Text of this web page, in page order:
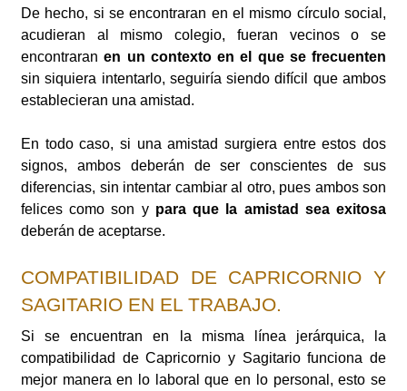
De hecho, si se encontraran en el mismo círculo social,
acudieran al mismo colegio, fueran vecinos o se
encontraranen un contexto en el que se frecuenten
sin siquiera intentarlo, seguiría siendo difícil que ambos
establecieran una amistad.
En todo caso, si una amistad surgiera entre estos dos
signos, ambos deberán de ser conscientes de sus
diferencias, sin intentar cambiar al otro, pues ambos son
felices como son y para que la amistad sea exitosa
deberán de aceptarse.
COMPATIBILIDAD DE CAPRICORNIO Y
SAGITARIO EN EL TRABAJO.
Si se encuentran en la misma línea jerárquica, la
compatibilidad de Capricornio y Sagitario funciona de
mejor manera en lo laboral que en lo personal, esto se